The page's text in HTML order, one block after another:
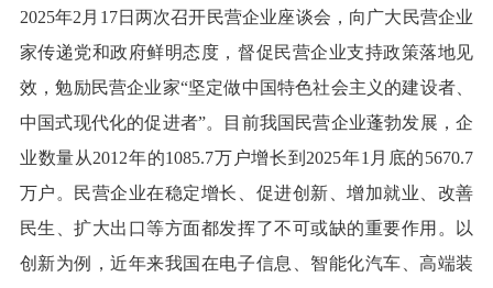
2025年2月17日两次召开民营企业座谈会，向广大民营企业
家传递党和政府鲜明态度，督促民营企业支持政策落地见
效，勉励民营企业家“坚定做中国特色社会主义的建设者、
中国式现代化的促进者”。目前我国民营企业蓬勃发展，企
业数量从2012年的1085.7万户增长到2025年1月底的5670.7
万户。民营企业在稳定增长、促进创新、增加就业、改善
民生、扩大出口等方面都发挥了不可或缺的重要作用。以
创新为例，近年来我国在电子信息、智能化汽车、高端装